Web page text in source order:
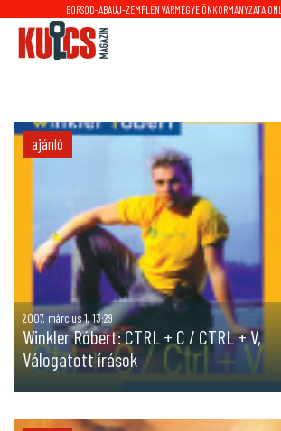
BORSOD-ABAÚJ-ZEMPLÉN VÁRMEGYE ÖNKORMÁNYZATA
ajánló
2007. március 1. 13:29
Winkler Róbert: CTRL + C / CTRL + V,
Válogatott írások